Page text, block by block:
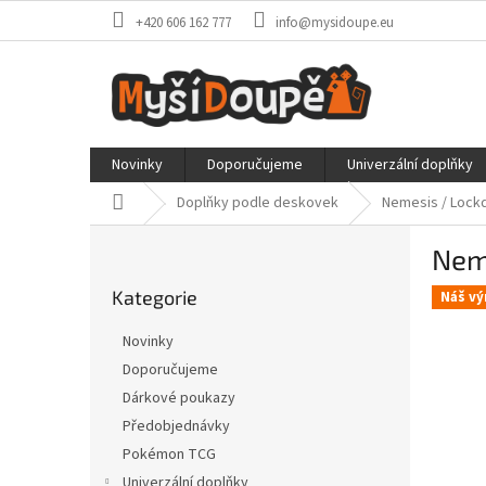
+420 606 162 777 info@mysidoupe.eu
Novinky Doporučujeme Univerzální doplňky
Domů Doplňky podle deskovek Nemesis /
kategorie
Kategorie
Novinky
Doporučujeme
Dárkové poukazy
Předobjednávky
Pokémon TCG
Náš